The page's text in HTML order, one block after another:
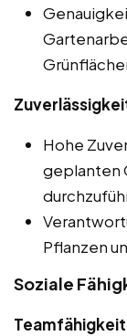
Hohe
geplanten
Pflanzen
Soziale
Teamfähigkeit